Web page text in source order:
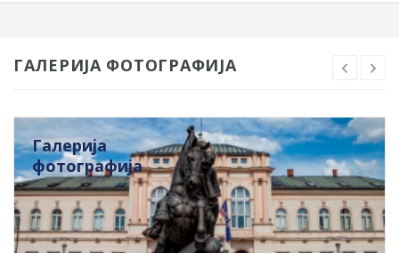
ГАЛЕРИЈА ФОТОГРАФИЈА
Галерија
фотографија